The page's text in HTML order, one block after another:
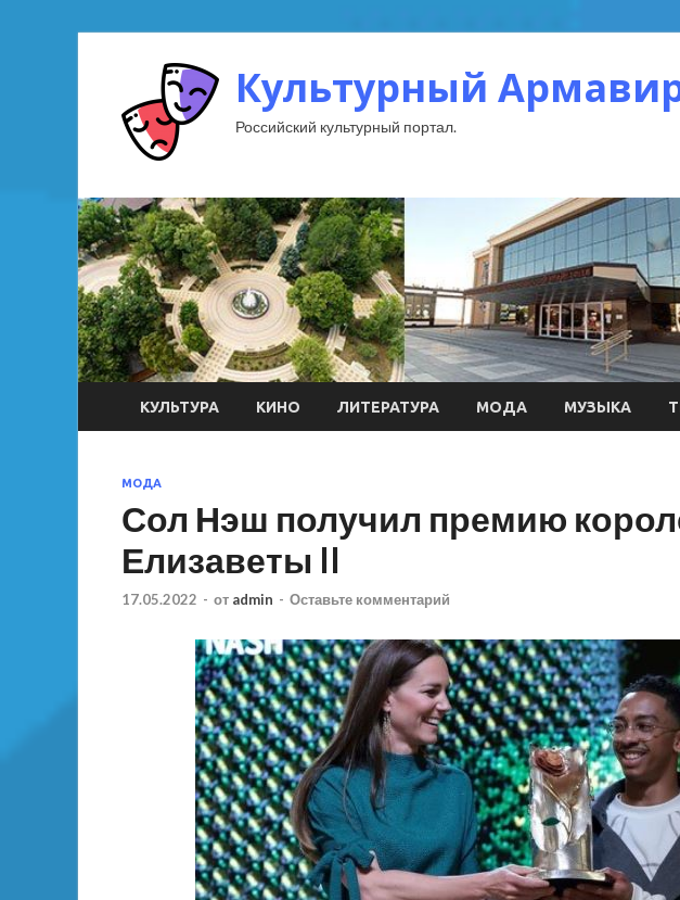
Культурный
Российский культурный портал.
КУЛЬТУРА КИНО ЛИТЕРАТУРА МОДА МУЗЫКА
МОДА
Сол Нэш получил премию
Елизаветы II
17.05.2022 - от admin - Оставьте комментарий